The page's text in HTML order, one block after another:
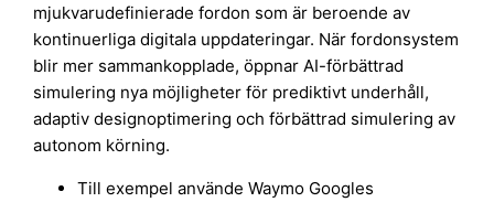
mjukvarudefinierade fordon som är beroende av
kontinuerliga digitala uppdateringar. När fordonsystem
blir mer sammankopplade, öppnar AI-förbättrad
simulering nya möjligheter för prediktivt underhåll,
adaptiv designoptimering och förbättrad simulering av
autonom körning.
Till exempel använde Waymo Googles